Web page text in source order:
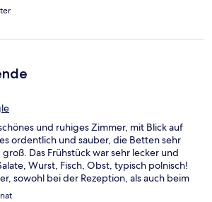
und ruhiges Zimmer, mit Blick auf
ordentlich und sauber, die Betten sehr
Das Frühstück war sehr lecker und
Wurst, Fisch, Obst, typisch polnisch!
sowohl bei der Rezeption, als auch beim